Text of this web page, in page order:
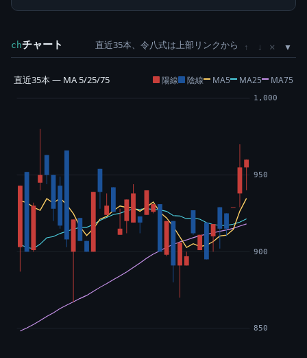
chチャート 直近35本、令八式は上部リンクから ↑ ↓ ×
直近35本 — MA 5/25/75 陽線 陰線 MA5 MA25 MA75
850
900
950
1,000